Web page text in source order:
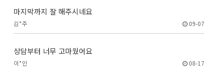
마지막까지 잘 해주시네요
김*주 09-07
상담부터 너무 고마웠어요
이*인 08-17